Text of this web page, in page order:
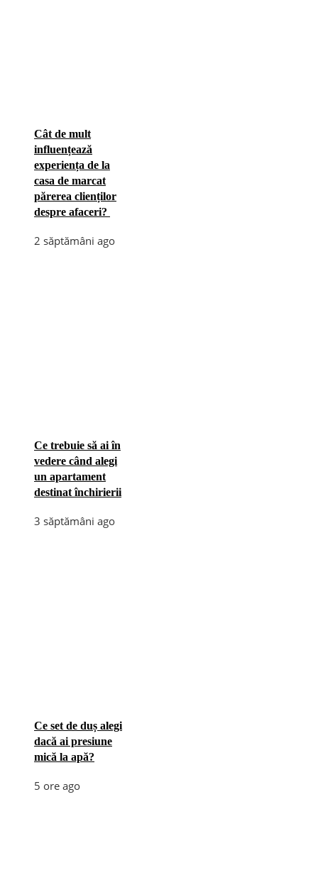
Cât de mult
influențează
experiența de la
casa de marcat
părerea clienților
despre afaceri?
2 săptămâni ago
Ce trebuie să ai în
vedere când alegi
un apartament
destinat închirierii
3 săptămâni ago
Ce set de duș alegi
dacă ai presiune
mică la apă?
5 ore ago